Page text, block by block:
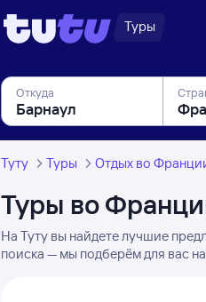
Туры
Откуда
Туту Туры Отдых во
Туры во
На Туту вы найдете лучшие
поиска — мы подберём для вас